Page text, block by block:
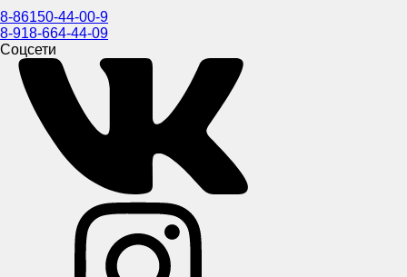
8-86150-44-00-9
8-918-664-44-09
Соцсети